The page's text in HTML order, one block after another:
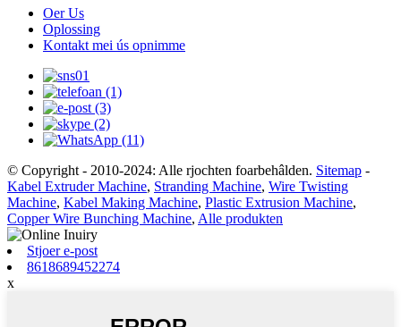
Oer Us
Oplossing
Kontakt mei ús opnimme
© Copyright - 2010-2024: Alle rjochten foarbehâlden. Sitemap -
Kabel Extruder Machine, Stranding Machine, Wire Twisting
Machine, Kabel Making Machine, Plastic Extrusion Machine,
Copper Wire Bunching Machine, Alle produkten
Stjoer e-post
8618689452274
x